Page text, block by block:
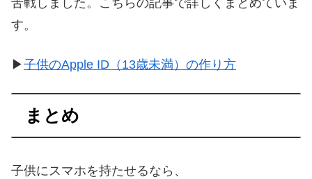
す。
▶子供のApple ID（13歳未満）の作り方
まとめ
子供にスマホを持たせるなら、